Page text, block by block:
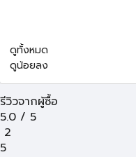
ดูทั้งหมด
ดูน้อยลง
รีวิวจากผู้ซื้อ
5.0 / 5
2
5